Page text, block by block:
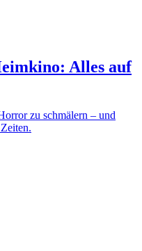
Alles auf
zu schmälern – und